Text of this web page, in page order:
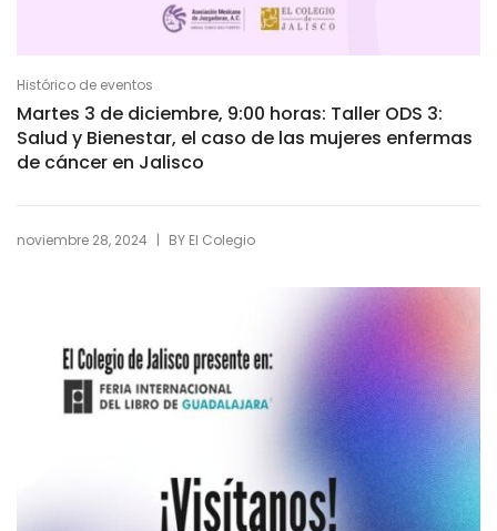
Histórico de eventos
Martes 3 de diciembre, 9:00 horas: Taller ODS 3:
Salud y Bienestar, el caso de las mujeres enfermas
de cáncer en Jalisco
noviembre 28, 2024 | BY El Colegio